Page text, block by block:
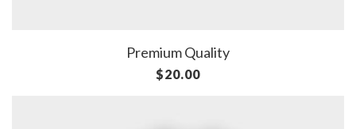
Premium Quality
$20.00